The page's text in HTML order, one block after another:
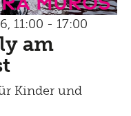
11:00 - 17:00
am
Kinder und